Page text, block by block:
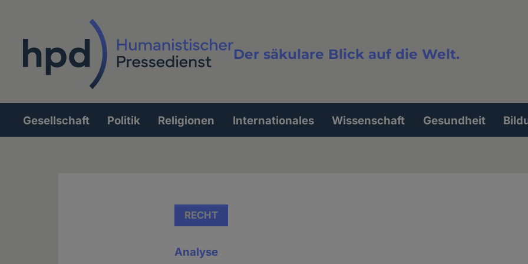
Der säkulare Blick auf die Welt.
Volltextsuche
Hauptnavigation
Gesellschaft Politik Religionen Internationales Wissenschaft Gesundheit
RECHT
Analyse